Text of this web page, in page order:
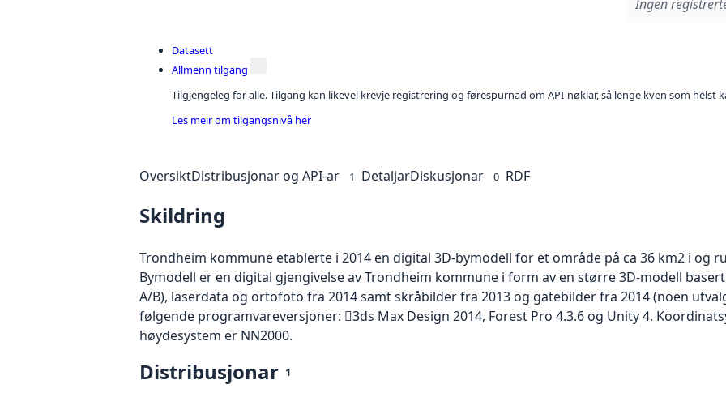
Ingen
Datasett
Allmenn tilgang
Tilgjengeleg for alle. Tilgang kan likevel krevje registrering og førespurnad om API-nøklar, så lenge kven som helst
Les meir om tilgangsnivå her
OversiktDistribusjonar og API-ar 1 DetaljarDiskusjonar 0 RDF
Skildring
Trondheim kommune etablerte i 2014 en digital 3D-bymodell for et område på ca 36 km2 i og
Bymodell er en digital gjengivelse av Trondheim kommune i form av en større 3D-modell
A/B), laserdata og ortofoto fra 2014 samt skråbilder fra 2013 og gatebilder fra 2014 (noen
følgende programvareversjoner: 3ds Max Design 2014, Forest Pro 4.3.6 og Unity 4.
høydesystem er NN2000.
Distribusjonar 1